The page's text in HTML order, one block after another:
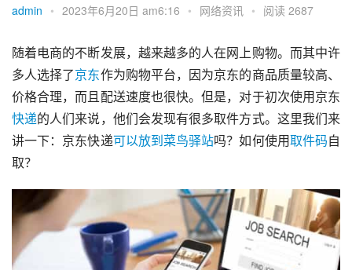
admin • 2023年6月20日 am6:16 • 网络资讯 • 阅读 2687
随着电商的不断发展，越来越多的人在网上购物。而其中许
多人选择了京东作为购物平台，因为京东的商品质量较高、
价格合理，而且配送速度也很快。但是，对于初次使用京东
快递的人们来说，他们会发现有很多取件方式。这里我们来
讲一下：京东快递可以放到菜鸟驿站吗？如何使用取件码自
取？